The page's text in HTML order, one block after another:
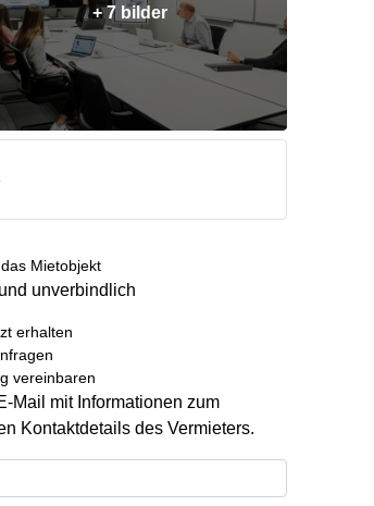
+ 7 bilder
Mietobjekt
unverbindlich
erhalten
vereinbaren
Mail mit Informationen zum
Kontaktdetails des Vermieters.